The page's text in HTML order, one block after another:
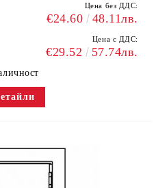
Цена без ДДС:
€24.60 48.11лв.
Цена с ДДС:
€29.52 57.74лв.